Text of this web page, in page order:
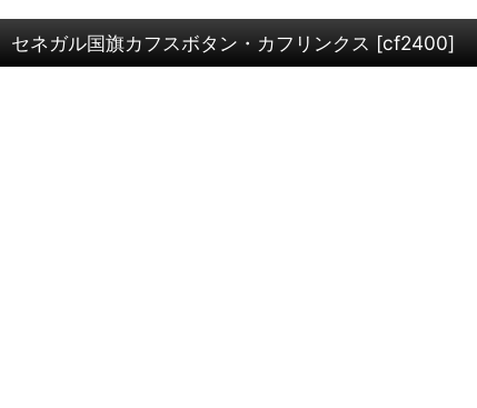
セネガル国旗カフスボタン・カフリンクス [cf2400]